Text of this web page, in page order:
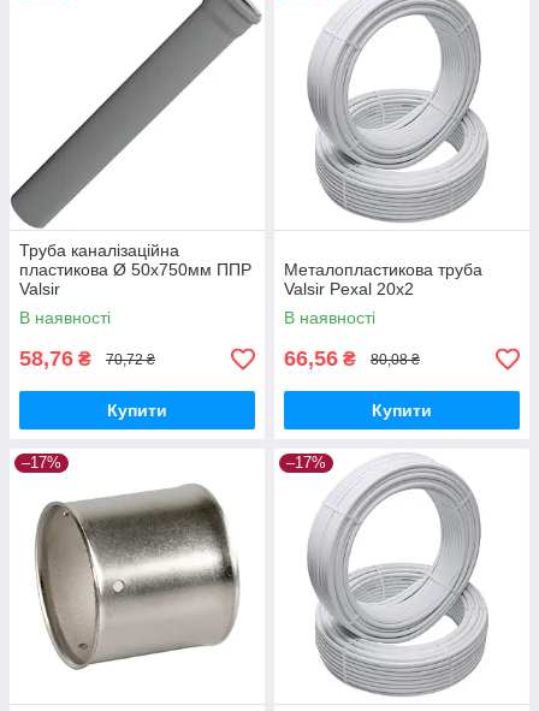
Труба каналізаційна
пластикова Ø 50х750мм ППР
Valsir
В наявності
58,76 ₴ 70,72 ₴
Купити
Металопластикова труба
Valsir Pexal 20х2
В наявності
66,56 ₴ 80,08 ₴
Купити
–17% –17%